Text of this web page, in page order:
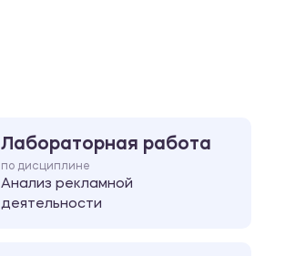
Лабораторная работа
по дисциплине
Анализ рекламной
деятельности